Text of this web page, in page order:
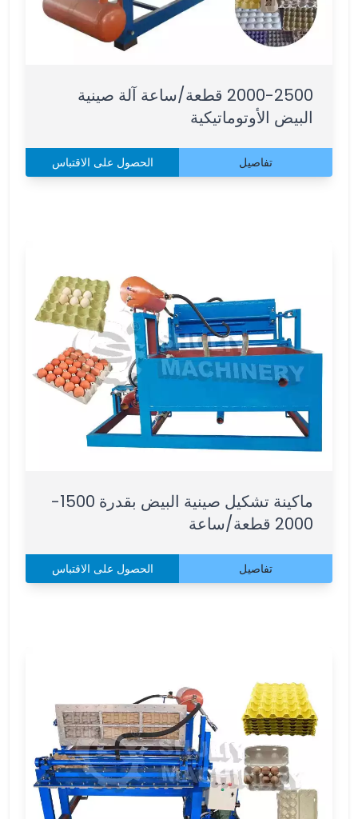
2000-2500 قطعة/ساعة آلة صينية
البيض الأوتوماتيكية
تفاصيل الحصول على الاقتباس
ماكينة تشكيل صينية البيض بقدرة 1500-
2000 قطعة/ساعة
تفاصيل الحصول على الاقتباس